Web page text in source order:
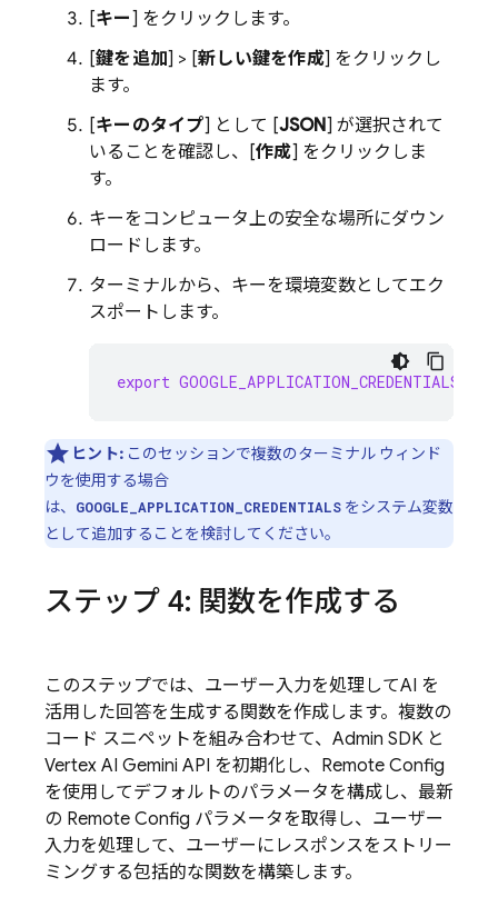
[キー ] をクリックします。
[鍵を追加] > [新しい鍵を作成] をクリックし
ます。
[キーのタイプ] として [JSON] が選択されて
いることを確認し、[作成] をクリックしま
す。
キーをコンピュータ上の安全な場所にダウン
ロードします。
ターミナルから、キーを環境変数としてエク
スポートします。
export GOOGLE_APPLICATION_CREDENTIALS
ヒント: このセッションで複数のターミナル ウィンド
ウを使用する場合
は、
GOOGLE_APPLICATION_CREDENTIALS をシステム変数
として追加することを検討してください。
ステップ 4: 関数を作成する
このステップでは、ユーザー入力を処理してAI を
活用した回答を生成する関数を作成します。複数の
コード スニペットを組み合わせて、 Admin SDK と
Vertex AI Gemini API を初期化し、 Remote Config
を使用してデフォルトのパラメータを構成し、最新
の Remote Config パラメータを取得し、ユーザー
入力を処理して、ユーザーにレスポンスをストリー
ミングする包括的な関数を構築します。